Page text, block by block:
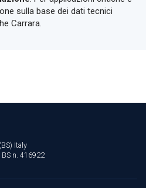
sulla base dei dati tecnici
Carrara.
Italy
n. 416922